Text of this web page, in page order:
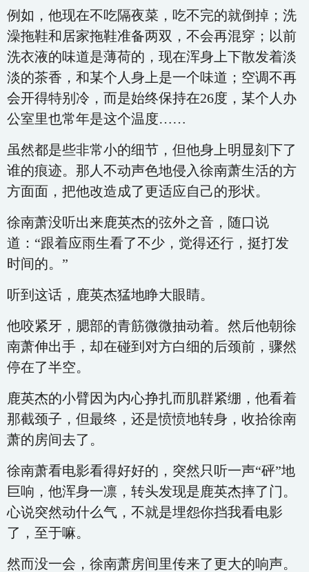
例如，他现在不吃隔夜菜，吃不完的就倒掉；洗
澡拖鞋和居家拖鞋准备两双，不会再混穿；以前
洗衣液的味道是薄荷的，现在浑身上下散发着淡
淡的茶香，和某个人身上是一个味道；空调不再
会开得特别冷，而是始终保持在26度，某个人办
公室里也常年是这个温度……
虽然都是些非常小的细节，但他身上明显刻下了
谁的痕迹。那人不动声色地侵入徐南萧生活的方
方面面，把他改造成了更适应自己的形状。
徐南萧没听出来鹿英杰的弦外之音，随口说
道：“跟着应雨生看了不少，觉得还行，挺打发
时间的。”
听到这话，鹿英杰猛地睁大眼睛。
他咬紧牙，腮部的青筋微微抽动着。然后他朝徐
南萧伸出手，却在碰到对方白细的后颈前，骤然
停在了半空。
鹿英杰的小臂因为内心挣扎而肌群紧绷，他看着
那截颈子，但最终，还是愤愤地转身，收拾徐南
萧的房间去了。
徐南萧看电影看得好好的，突然只听一声“砰”地
巨响，他浑身一凛，转头发现是鹿英杰摔了门。
心说突然动什么气，不就是埋怨你挡我看电影
了，至于嘛。
然而没一会，徐南萧房间里传来了更大的响声。